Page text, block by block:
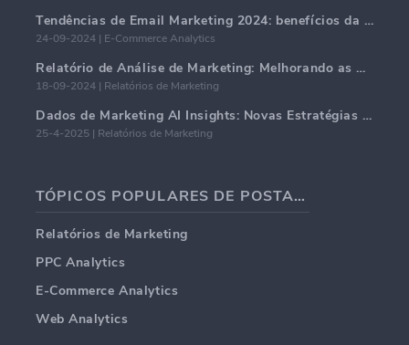
Tendências de Email Marketing 2024: benefícios da hiper-personalização
24-09-2024 | E-Commerce Analytics
Relatório de Análise de Marketing: Melhorando as Percepções de Negócios
18-09-2024 | Relatórios de Marketing
Dados de Marketing AI Insights: Novas Estratégias de Negócios para 2024
25-4-2025 | Relatórios de Marketing
TÓPICOS POPULARES DE POSTAGENS EM BLOG
Relatórios de Marketing
PPC Analytics
E-Commerce Analytics
Web Analytics